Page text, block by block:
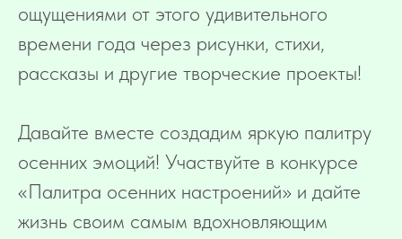
ощущениями от этого удивительного
времени года через рисунки, стихи,
рассказы и другие творческие проекты!
Давайте вместе создадим яркую палитру
осенних эмоций! Участвуйте в конкурсе
«Палитра осенних настроений» и дайте
жизнь своим самым вдохновляющим